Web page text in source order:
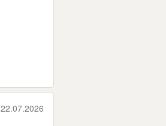
22.07.2026